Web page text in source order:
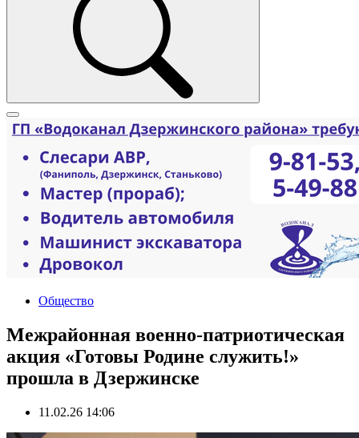
Общество
Межрайонная военно-патриотическая
акция «Готовы Родине служить!»
прошла в Дзержинске
11.02.26 14:06